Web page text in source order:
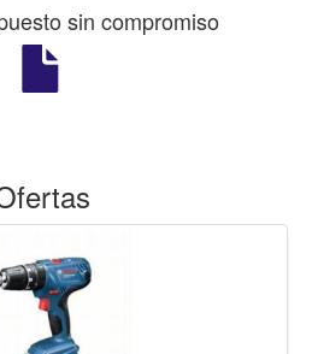
sin compromiso